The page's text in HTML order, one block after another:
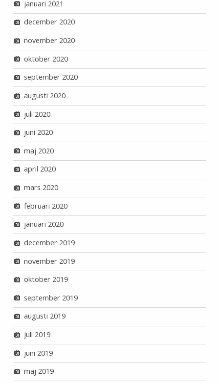
januari 2021
december 2020
november 2020
oktober 2020
september 2020
augusti 2020
juli 2020
juni 2020
maj 2020
april 2020
mars 2020
februari 2020
januari 2020
december 2019
november 2019
oktober 2019
september 2019
augusti 2019
juli 2019
juni 2019
maj 2019